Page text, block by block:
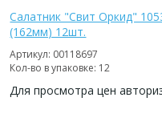
Салатник "Свит Оркид"
(162мм) 12шт.
Артикул: 00118697
Кол-во в упаковке: 12
Для просмотра цен